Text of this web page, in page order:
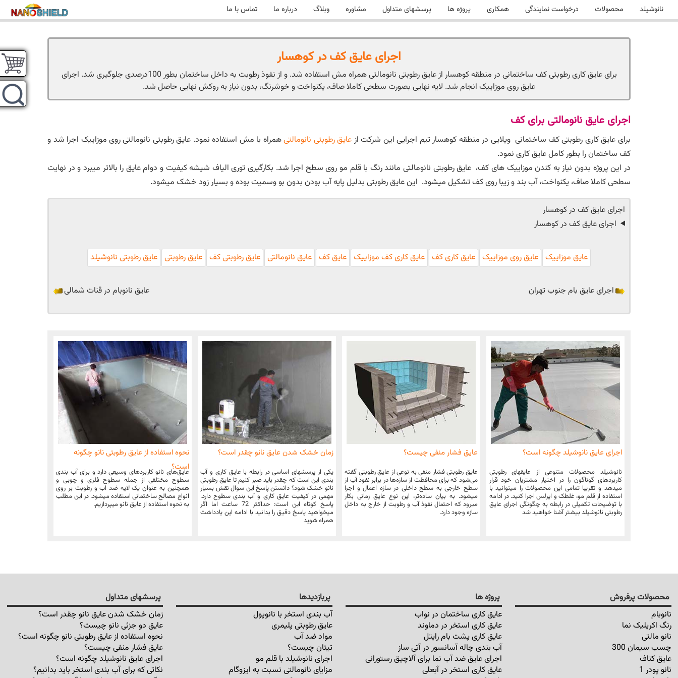
نانوشیلد محصولات درخواست نمایندگی همکاری پروژه ها پرسشهای متداول مشاوره وبلاگ درباره ما تماس با ما
اجرای عایق کف در کوهسار
برای عایق کاری رطوبتی کف ساختمانی در منطقه کوهسار از عایق رطوبتی نانومالتی همراه مش استفاده شد. و از نفوذ رطوبت به داخل ساختمان بطور 100درصدی جلوگیری شد. اجرای
عایق روی موزاییک انجام شد. لایه نهایی بصورت سطحی کاملا صاف، یکنواخت و خوشرنگ، بدون نیاز به روکش نهایی حاصل شد.
اجرای عایق نانومالتی برای کف
برای عایق کاری رطوبتی کف ساختمانی ویلایی در منطقه کوهسار تیم اجرایی این شرکت از عایق رطوبتی نانومالتیهمراه با مش استفاده نمود. عایق رطوبتی نانومالتی روی موزاییک اجرا شد و
کف ساختمان را بطور کامل عایق کاری نمود.
در این پروژه بدون نیاز به کندن موزاییک های کف، عایق رطوبتی نانومالتی مانند رنگ با قلم مو روی سطح اجرا شد. بکارگیری توری الیاف شیشه کیفیت و دوام عایق را بالاتر میبرد و در نهایت
سطحی کاملا صاف، یکنواخت، آب بند و زیبا روی کف تشکیل میشود. این عایق رطوبتی بدلیل پایه آب بودن بدون بو وسمیت بوده و بسیار زود خشک میشود.
اجرای عایق کف در کوهسار
اجرای عایق کف در کوهسار
عایق موزاییک عایق روی موزاییک عایق کاری کف عایق کاری کف موزاییک عایق کف عایق نانومالتی عایق رطوبتی کف عایق رطوبتی عایق رطوبتی نانوشیلد
اجرای عایق بام جنوب تهران عایق نانوبام در قنات شمالی
اجرای عایق نانوشیلد چگونه است؟
نانوشیلد محصولات متنوعی از عایقهای رطوبتی
کاربردهای گوناگون را در اختیار مشتریان خود قرار
میدهد و تقریبا تمامی این محصولات را میتوانید با
استفاده از قلم مو، غلطک و ایرلس اجرا کنید. در ادامه
با توضیحات تکمیلی در رابطه به چگونگی اجرای عایق
رطوبتی نانوشیلد بیشتر آشنا خواهید شد
عایق فشار منفی چیست؟
عایق رطوبتی فشار منفی به نوعی از عایق رطوبتی گفته
می‌شود که برای محافظت از سازه‌ها در برابر نفوذ آب از
سطح خارجی به سطح داخلی در سازه اعمال و اجرا
میشود. به بیان ساده‌تر، این نوع عایق زمانی بکار
میرود که احتمال نفوذ آب و رطوبت از خارج به داخل
سازه وجود دارد.
زمان خشک شدن عایق نانو چقدر است؟
یکی از پرسشهای اساسی در رابطه با عایق کاری و آب
بندی این است که چقدر باید صبر کنیم تا عایق رطوبتی
نانو خشک شود؟ دانستن پاسخ این سوال نقش بسیار
مهمی در کیفیت عایق کاری و آب بندی سطوح دارد.
پاسخ کوتاه این است: حداکثر 72 ساعت اما اگر
میخواهید پاسخ دقیق را بدانید با ادامه این یادداشت
همراه شوید
نحوه استفاده از عایق رطوبتی نانو چگونه
است؟
عایق‌های نانو کاربردهای وسیعی دارد و برای آب بندی
سطوح مختلفی از جمله سطوح فلزی و چوبی و
همچنین به عنوان یک لایه ضد اب و رطوبت بر روی
انواع مصالح ساختمانی استفاده میشود. در این مطلب
به نحوه استفاده از عایق نانو میپردازیم.
محصولات پرفروش
نانوبام
رنگ اکریلیک نما
نانو مالتی
چسب سیمان 300
عایق کناف
نانو پودر 1
پروژه ها
عایق کاری ساختمان در نواب
عایق کاری استخر در دماوند
عایق کاری پشت بام رایتل
آب بندی چاله آسانسور در آتی ساز
اجرای عایق ضد آب نما برای آلاچیق رستورانی
عایق کاری استخر در آبعلی
پربازدیدها
آب بندی استخر با نانوپول
عایق رطوبتی پلیمری
مواد ضد آب
تیتان چیست؟
اجرای نانوشیلد با قلم مو
مزایای نانومالتی نسبت به ایزوگام
پرسشهای متداول
زمان خشک شدن عایق نانو چقدر است؟
عایق دو جزئی نانو چیست؟
نحوه استفاده از عایق رطوبتی نانو چگونه است؟
عایق فشار منفی چیست؟
اجرای عایق نانوشیلد چگونه است؟
نکاتی که برای آب بندی استخر باید بدانیم؟